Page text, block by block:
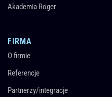
Akademia Roger
FIRMA
O firmie
Referencje
Partnerzy/integracje